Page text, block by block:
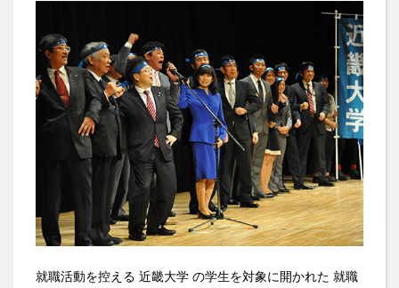
就職活動を控える 近畿大学 の学生を対象に開かれた 就職